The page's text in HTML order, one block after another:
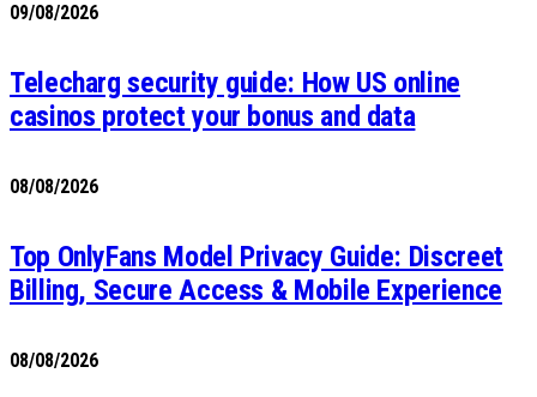
09/08/2026
Telecharg security guide: How US online
casinos protect your bonus and data
08/08/2026
Top OnlyFans Model Privacy Guide: Discreet
Billing, Secure Access & Mobile Experience
08/08/2026